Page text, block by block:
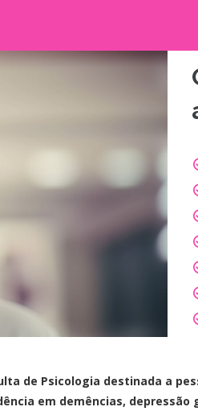
de Psicologia destinada a
em demências,